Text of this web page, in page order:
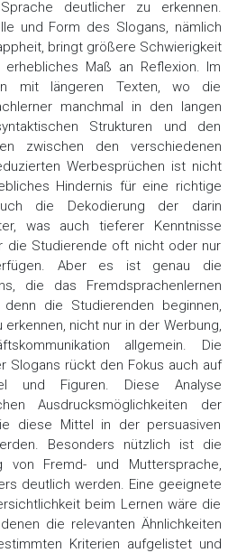
deutlicher zu erkennen.
und Form des Slogans, nämlich
bringt größere Schwierigkeit
Maß an Reflexion. Im
mit längeren Texten, wo die
manchmal in den langen
Strukturen und den
zwischen den verschiedenen
Werbesprüchen ist nicht
Hindernis für eine richtige
die Dekodierung der darin
was auch tieferer Kenntnisse
die Studierende oft nicht oder nur
Aber es ist genau die
die das Fremdsprachenlernen
die Studierenden beginnen,
nicht nur in der Werbung,
allgemein. Die
Slogans rückt den Fokus auch auf
und Figuren. Diese Analyse
Ausdrucksmöglichkeiten der
diese Mittel in der persuasiven
Besonders nützlich ist die
von Fremd- und Muttersprache,
deutlich werden. Eine geeignete
beim Lernen wäre die
die relevanten Ähnlichkeiten
Kriterien aufgelistet und